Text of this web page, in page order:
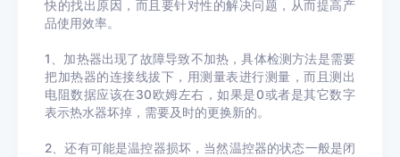
快的找出原因，而且要针对性的解决问题，从而提高产
品使用效率。
1、加热器出现了故障导致不加热，具体检测方法是需要
把加热器的连接线拔下，用测量表进行测量，而且测出
电阻数据应该在30欧姆左右，如果是0或者是其它数字
表示热水器坏掉，需要及时的更换新的。
2、还有可能是温控器损坏，当然温控器的状态一般是闭